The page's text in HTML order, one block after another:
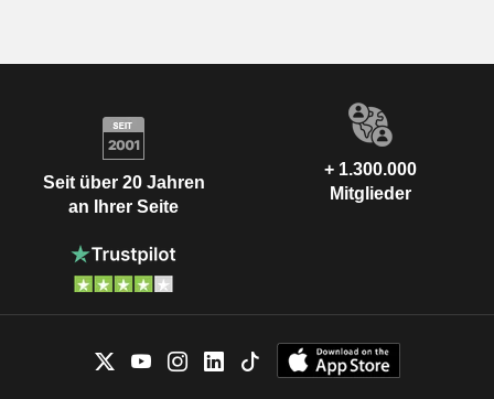
Seit über 20 Jahren
an Ihrer Seite
+ 1.300.000
Mitglieder